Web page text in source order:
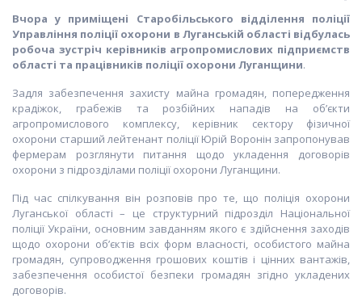
Вчорау приміщені Старобільського відділення поліції
Управління поліції охорони в Луганській області відбулась
робоча зустріч керівників агропромислових підприємств
області та працівників поліції охорони Луганщини.
Задля забезпечення захисту майна громадян, попередження
крадіжок, грабежів та розбійних нападів на об’єкти
агропромислового комплексу, керівник сектору фізичної
охорони старший лейтенант поліції Юрій Воронін запропонував
фермерам розглянути питання щодо укладення договорів
охорони з підрозділами поліції охорони Луганщини.
Під час спілкування він розповів про те, що поліція охорони
Луганської області – це структурний підрозділ Національної
поліції України, основним завданням якого є здійснення заходів
щодо охорони об’єктів всіх форм власності, особистого майна
громадян, супроводження грошових коштів і цінних вантажів,
забезпечення особистої безпеки громадян згідно укладених
договорів.